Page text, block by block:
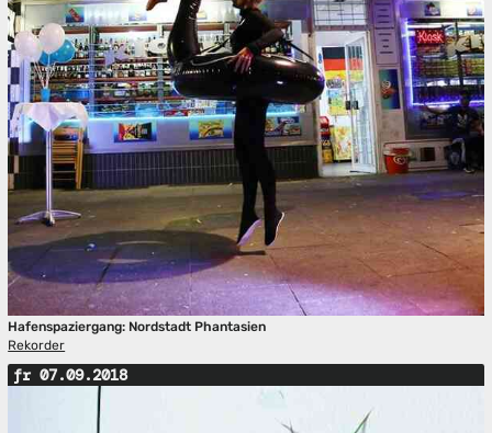
Hafenspaziergang: Nordstadt Phantasien
Rekorder
fr 07.09.2018